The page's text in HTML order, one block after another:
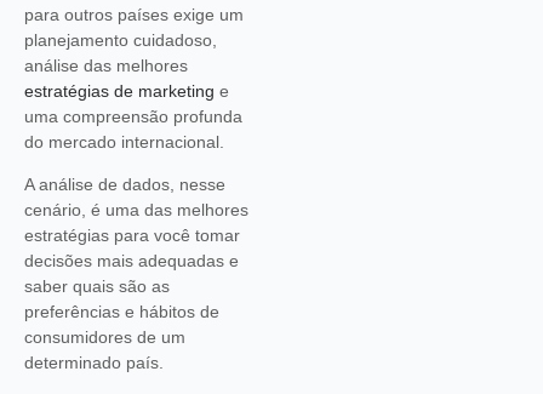
para outros países exige um
planejamento cuidadoso,
análise das melhores
estratégias de marketing e
uma compreensão profunda
do mercado internacional.
A análise de dados, nesse
cenário, é uma das melhores
estratégias para você tomar
decisões mais adequadas e
saber quais são as
preferências e hábitos de
consumidores de um
determinado país.